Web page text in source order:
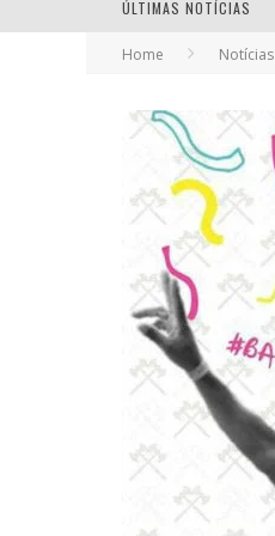
ÚLTIMAS NOTÍCIAS
Home Notícias